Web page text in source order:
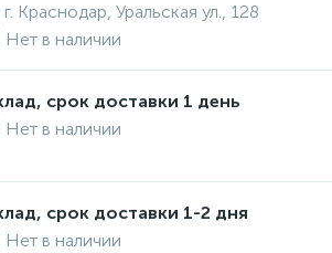
г. Краснодар, Уральская ул., 128
Нет в наличии
срок доставки 1 день
Нет в наличии
срок доставки 1-2 дня
Нет в наличии